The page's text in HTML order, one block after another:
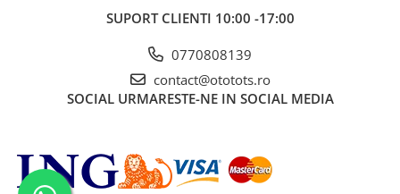
SUPORT CLIENTI 10:00 -17:00
0770808139
contact@ototots.ro
SOCIAL URMARESTE-NE IN SOCIAL MEDIA